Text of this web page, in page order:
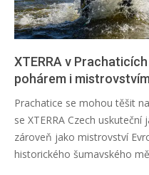
XTERRA v
pohárem i
Prachatice se mohou těšit
se XTERRA Czech
zároveň jako mistrovství
historického šumavského